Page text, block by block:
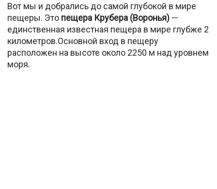
Вот мы и добрались до самой глубокой в мире
пещеры. Это пещера Крубера (Воронья) —
единственная известная пещера в мире глубже 2
километров.Основной вход в пещеру
расположен на высоте около 2250 м над уровнем
моря.